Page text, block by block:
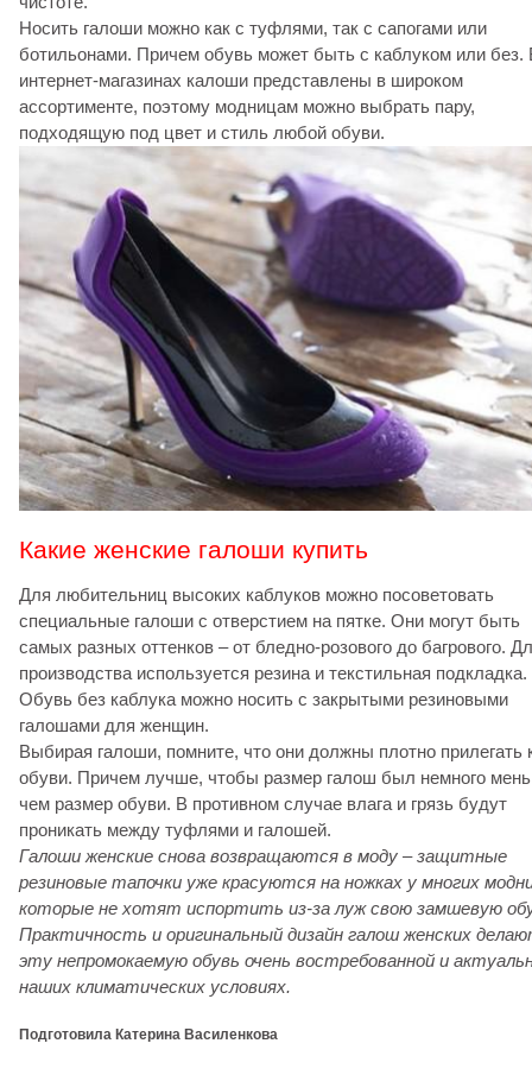
Носить галоши можно как с туфлями, так с сапогами или
ботильонами. Причем обувь может быть с каблуком или без.
интернет-магазинах калоши представлены в широком
ассортименте, поэтому модницам можно выбрать пару,
подходящую под цвет и стиль любой обуви.
Какие женские галоши купить
Для любительниц высоких каблуков можно посоветовать
специальные галоши с отверстием на пятке. Они могут быть
самых разных оттенков – от бледно-розового до багрового.
производства используется резина и текстильная подкладка.
Обувь без каблука можно носить с закрытыми резиновыми
галошами для женщин.
Выбирая галоши, помните, что они должны плотно прилегать
обуви. Причем лучше, чтобы размер галош был немного
чем размер обуви. В противном случае влага и грязь будут
проникать между туфлями и галошей.
Галоши женские снова возвращаются в моду – защитные
резиновые тапочки уже красуются на ножках у многих
которые не хотят испортить из-за луж свою замшевую
Практичность и оригинальный дизайн галош женских
эту непромокаемую обувь очень востребованной и
наших климатических условиях.
Подготовила Катерина Василенкова